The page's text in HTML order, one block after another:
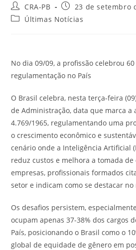
Autor
do
post:
CRA-PB
Post
publicado:
23 de setembro
Categoria
Últimas Notícias
No dia 09/09, a profissão celebrou
regulamentação no País
O Brasil celebra, nesta terça-feira
de Administração, data que marca a
4.769/1965, regulamentando uma
o crescimento econômico e
cenário onde a Inteligência Artificial
reduz custos e melhora a tomada de
empresas, profissionais formados
setor e indicam como se destacar no
Os desafios persistem,
ocupam apenas 37-38% dos cargos
País, posicionando o Brasil como o
global de equidade de gênero em